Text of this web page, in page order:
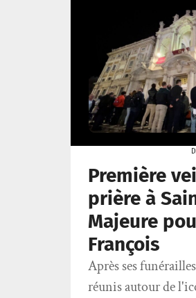
Première
prière à
Majeure
François
Après ses
réunis autour de